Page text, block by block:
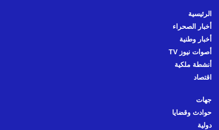
الرئيسية
أخبار الصحراء
أخبار وطنية
أصوات نيوز TV
أنشطة ملكية
اقتصاد
جهات
حوادث وقضايا
دولية